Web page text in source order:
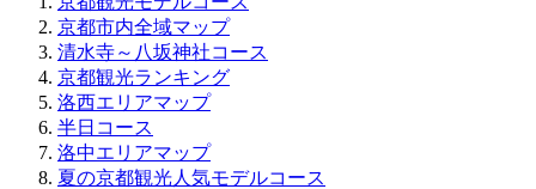
京都市内全域マップ
清水寺～八坂神社コース
京都観光ランキング
洛西エリアマップ
半日コース
洛中エリアマップ
夏の京都観光人気モデルコース